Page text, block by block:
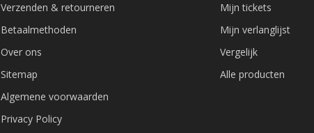
Verzenden & retourneren
Betaalmethoden
Over ons
Sitemap
Algemene voorwaarden
Privacy Policy
Mijn tickets
Mijn verlanglijst
Vergelijk
Alle producten